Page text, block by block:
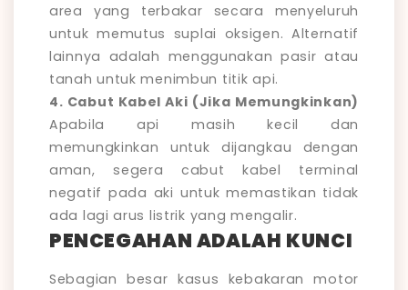
area yang terbakar secara menyeluruh
untuk memutus suplai oksigen. Alternatif
lainnya adalah menggunakan pasir atau
tanah untuk menimbun titik api.
4. Cabut Kabel Aki (Jika Memungkinkan)
Apabila api masih kecil dan
memungkinkan untuk dijangkau dengan
aman, segera cabut kabel terminal
negatif pada aki untuk memastikan tidak
ada lagi arus listrik yang mengalir.
PENCEGAHAN ADALAH KUNCI
Sebagian besar kasus kebakaran motor